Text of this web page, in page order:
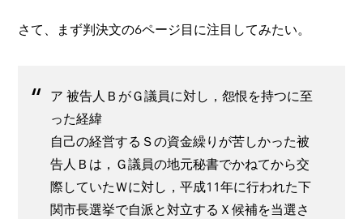
さて、まず判決文の6ページ目に注目してみたい。
ア 被告人ＢがＧ議員に対し，怨恨を持つに至
った経緯
自己の経営するＳの資金繰りが苦しかった被
告人Ｂは，Ｇ議員の地元秘書でかねてから交
際していたＷに対し，平成11年に行われた下
関市長選挙で自派と対立するＸ候補を当選さ